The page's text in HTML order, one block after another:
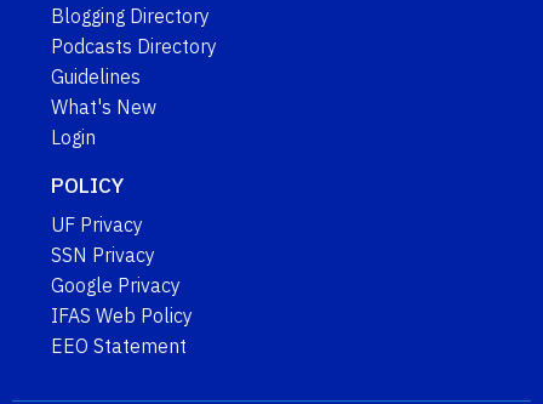
Blogging Directory
Podcasts Directory
Guidelines
What's New
Login
POLICY
UF Privacy
SSN Privacy
Google Privacy
IFAS Web Policy
EEO Statement